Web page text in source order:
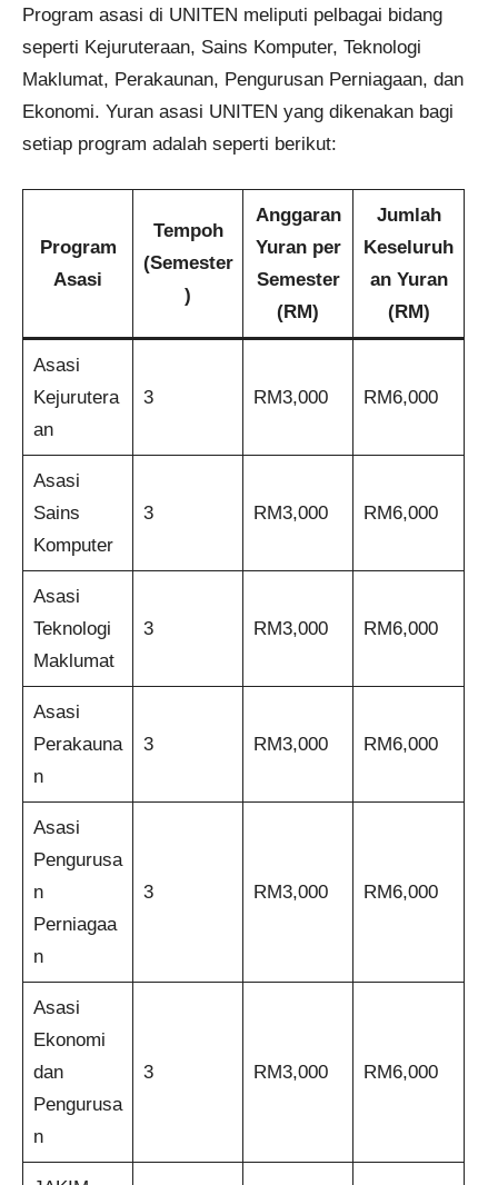
Program asasi di UNITEN meliputi pelbagai bidang
seperti Kejuruteraan, Sains Komputer, Teknologi
Maklumat, Perakaunan, Pengurusan Perniagaan, dan
Ekonomi. Yuran asasi UNITEN yang dikenakan bagi
setiap program adalah seperti berikut:
Program
Asasi
Tempoh
(Semester
)
Anggaran
Yuran per
Semester
(RM)
Jumlah
Keseluruh
an Yuran
(RM)
Asasi
Kejurutera
an
3 RM3,000 RM6,000
Asasi
Sains
Komputer
3 RM3,000 RM6,000
Asasi
Teknologi
Maklumat
3 RM3,000 RM6,000
Asasi
Perakauna
n
3 RM3,000 RM6,000
Asasi
Pengurusa
n
Perniagaa
n
3 RM3,000 RM6,000
Asasi
Ekonomi
dan
Pengurusa
n
3 RM3,000 RM6,000